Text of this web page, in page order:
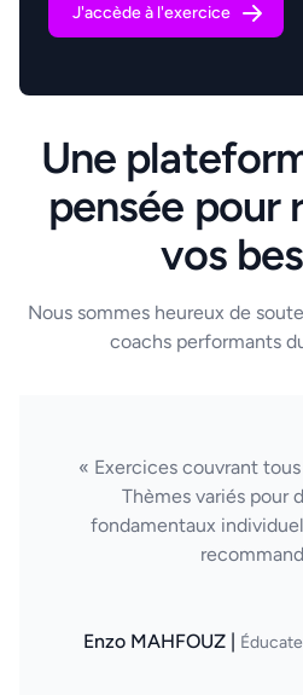
J'accède à l'exercice
Une
pensée pour
vos
Nous sommes heureux de
coachs performants
« Exercices couvrant
Thèmes variés pour
fondamentaux
Enzo MAHFOUZ |